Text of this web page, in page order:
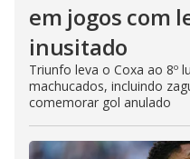
em jogos com
inusitado
Triunfo leva o Coxa ao 8º
machucados, incluindo
comemorar gol anulado